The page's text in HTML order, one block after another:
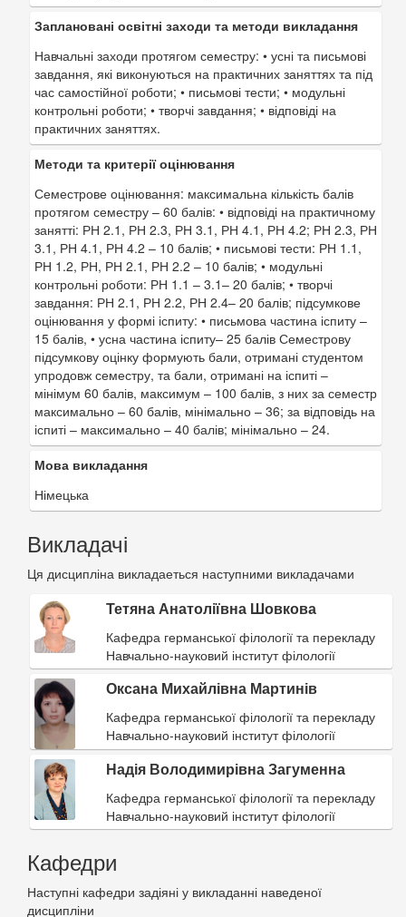
Заплановані освітні заходи та методи викладання
Навчальні заходи протягом семестру: • усні та письмові
завдання, які виконуються на практичних заняттях та під
час самостійної роботи; • письмові тести; • модульні
контрольні роботи; • творчі завдання; • відповіді на
практичних заняттях.
Методи та критерії оцінювання
Семестрове оцінювання: максимальна кількість балів
протягом семестру – 60 балів: • відповіді на практичному
занятті: РН 2.1, РН 2.3, РН 3.1, РН 4.1, РН 4.2; РН 2.3, РН
3.1, РН 4.1, РН 4.2 – 10 балів; • письмові тести: РН 1.1,
РН 1.2, РН, РН 2.1, РН 2.2 – 10 балів; • модульні
контрольні роботи: РН 1.1 – 3.1– 20 балів; • творчі
завдання: РН 2.1, РН 2.2, РН 2.4– 20 балів; підсумкове
оцінювання у формі іспиту: • письмова частина іспиту –
15 балів, • усна частина іспиту– 25 балів Семестрову
підсумкову оцінку формують бали, отримані студентом
упродовж семестру, та бали, отримані на іспиті –
мінімум 60 балів, максимум – 100 балів, з них за семестр
максимально – 60 балів, мінімально – 36; за відповідь на
іспиті – максимально – 40 балів; мінімально – 24.
Мова викладання
Німецька
Викладачі
Ця дисципліна викладаеться наступними викладачами
Тетяна Анатоліївна Шовкова
Кафедра германської філології та перекладу
Навчально-науковий інститут філології
Оксана Михайлівна Мартинів
Кафедра германської філології та перекладу
Навчально-науковий інститут філології
Надія Володимирівна Загуменна
Кафедра германської філології та перекладу
Навчально-науковий інститут філології
Кафедри
Наступні кафедри задіяні у викладанні наведеної
дисципліни